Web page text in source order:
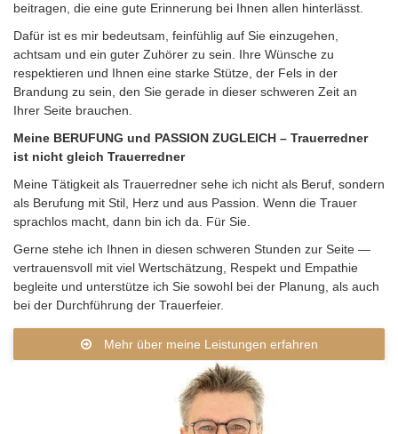
beitragen, die eine gute Erinnerung bei Ihnen allen hinterlässt.
Dafür ist es mir bedeutsam, feinfühlig auf Sie einzugehen,
achtsam und ein guter Zuhörer zu sein. Ihre Wünsche zu
respektieren und Ihnen eine starke Stütze, der Fels in der
Brandung zu sein, den Sie gerade in dieser schweren Zeit an
Ihrer Seite brauchen.
Meine BERUFUNG und PASSION ZUGLEICH – Trauerredner
ist nicht gleich Trauerredner
Meine Tätigkeit als Trauerredner sehe ich nicht als Beruf, sondern
als Berufung mit Stil, Herz und aus Passion. Wenn die Trauer
sprachlos macht, dann bin ich da. Für Sie.
Gerne stehe ich Ihnen in diesen schweren Stunden zur Seite —
vertrauensvoll mit viel Wertschätzung, Respekt und Empathie
begleite und unterstütze ich Sie sowohl bei der Planung, als auch
bei der Durchführung der Trauerfeier.
Mehr über meine Leistungen erfahren